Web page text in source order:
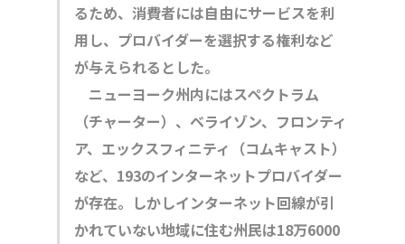
るため、消費者には自由にサービスを利
用し、プロバイダーを選択する権利など
が与えられるとした。
ニューヨーク州内にはスペクトラム
（チャーター）、ベライゾン、フロンティ
ア、エックスフィニティ（コムキャスト）
など、193のインターネットプロバイダー
が存在。しかしインターネット回線が引
かれていない地域に住む州民は18万6000